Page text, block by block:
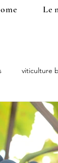
Le
viticulture